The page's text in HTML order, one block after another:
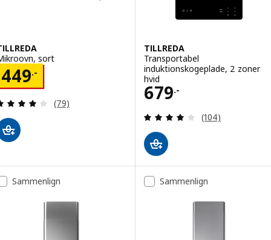
sort
449.-
449.-
Anmeld: 4 ud af 5 Stjerner. Anmeldelser i alt:
(79)
TILLREDA
Transportabel
induktionskogeplade, 2 zoner
hvid
679.-
Pris 679.-
Anmeld: 4 ud
(104)
Sammenlign Sammenlign